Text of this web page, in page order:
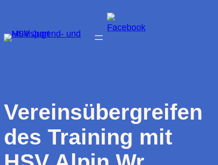
springen
Vereinsübergreifen
des Training mit